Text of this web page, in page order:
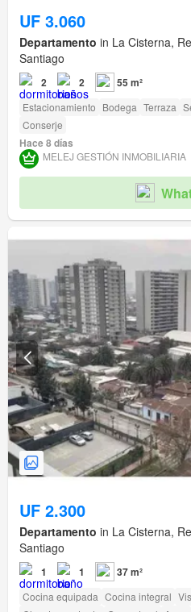
UF 3.060
Departamento in La Cisterna,
Santiago
2 2 55 m²
Estacionamiento Bodega Terraza
Conserje
Hace 8 días
MELEJ GESTIÓN INMOBILIARIA
UF 2.300
Departamento in La Cisterna,
Santiago
1 1 37 m²
Cocina equipada Cocina integral